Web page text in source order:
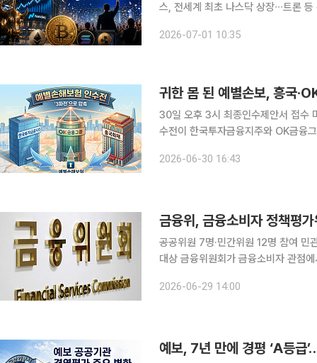
스, 전세계 최초 나스닥 상장∙∙∙트론
2026-07-01 10:35
귀한 몸 된 예별손보, 흥국
30일 오후 3시 최종인수제안서 접수 마감흥
수전이 한국투자금융지주와 OK금융
2026-06-30 16:43
금융위, 금융소비자 정책평
공공위원 7명·민간위원 12명 참여 민
대상 금융위원회가 금융소비자 관점에서 금융정책을 평가·개선하는 민관 협의체를 출범했다. 정책
겠다는 취지다. 금융위는 이
2026-06-29 14:00
예보, 7년 만에 경평 ‘A등급